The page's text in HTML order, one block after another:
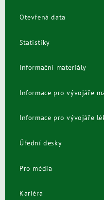
Otevřená data
Statistiky
Informační materiály
Informace pro vývojáře
Informace pro vývojáře
Úřední desky
Pro média
Kariéra